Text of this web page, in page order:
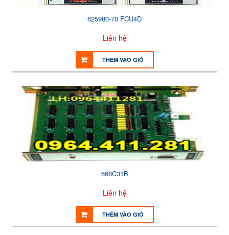
625980-70 FCU4D
Liên hệ
THÊM VÀO GIỎ
668C31B
Liên hệ
THÊM VÀO GIỎ